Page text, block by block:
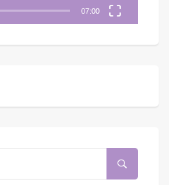
07:00